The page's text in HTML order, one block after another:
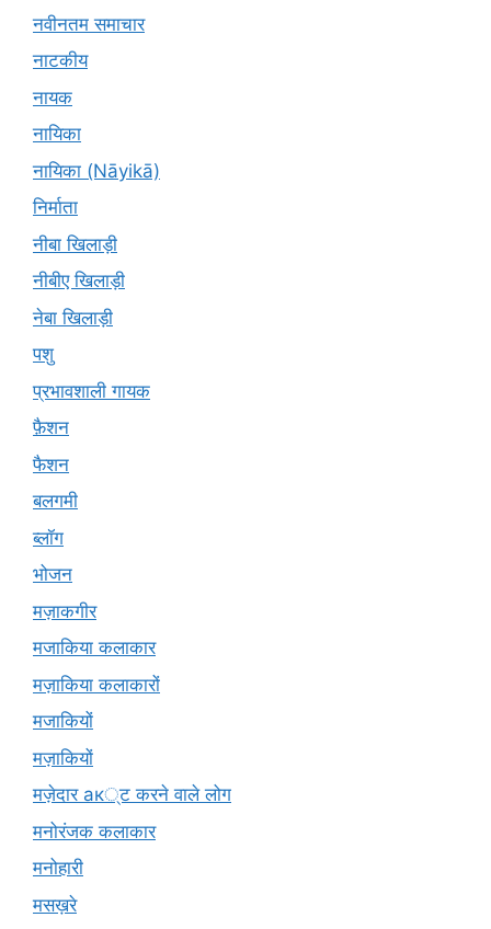
नवीनतम समाचार
नाटकीय
नायक
नायिका
नायिका (Nāyikā)
निर्माता
नीबा खिलाड़ी
नीबीए खिलाड़ी
नेबा खिलाड़ी
पशु
प्रभावशाली गायक
फ़ैशन
फैशन
बलगमी
ब्लॉग
भोजन
मज़ाकगीर
मजाकिया कलाकार
मज़ाकिया कलाकारों
मजाकियों
मज़ाकियों
मज़ेदार ак्ट करने वाले लोग
मनोरंजक कलाकार
मनोहारी
मसख़रे